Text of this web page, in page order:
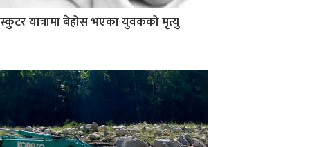
स्कुटर यात्रामा बेहोस भएका युवकको मृत्यु